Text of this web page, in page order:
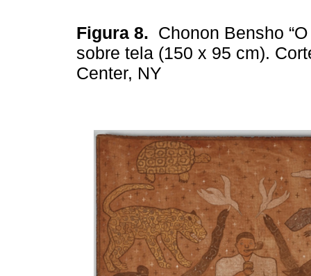
Figura 8. Chonon Bensho
sobre tela (150 x 95 cm).
Center, NY